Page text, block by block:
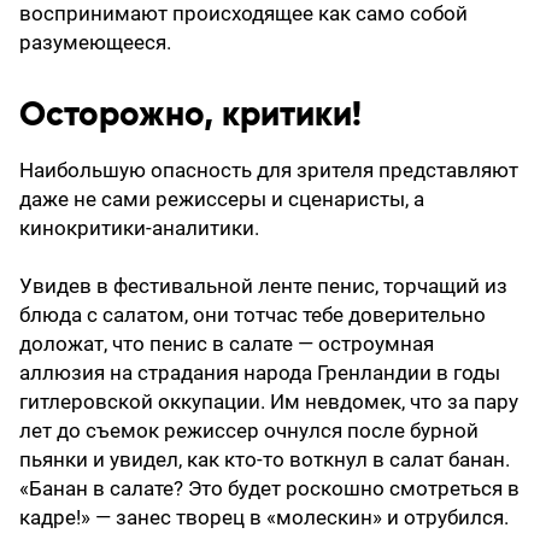
воспринимают происходящее как само собой
разумеющееся.
Осторожно, критики!
Наибольшую опасность для зрителя представляют
даже не сами режиссеры и сценаристы, а
кинокритики-аналитики.
Увидев в фестивальной ленте пенис, торчащий из
блюда с салатом, они тотчас тебе доверительно
доложат, что пенис в салате — остроумная
аллюзия на страдания народа Гренландии в годы
гитлеровской оккупации. Им невдомек, что за пару
лет до съемок режиссер очнулся после бурной
пьянки и увидел, как кто-то воткнул в салат банан.
«Банан в салате? Это будет роскошно смотреться в
кадре!» — занес творец в «молескин» и отрубился.